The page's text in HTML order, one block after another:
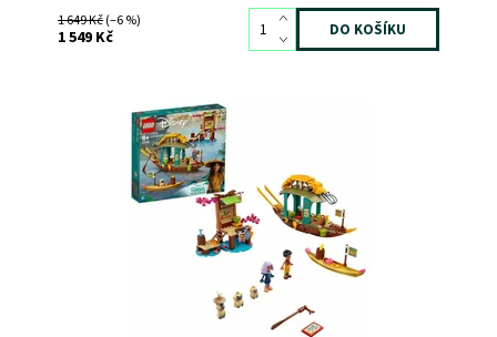
1 649 Kč(–6 %)
1 549 Kč
Vydejte se do vln s touto stavebnicí s modelem lodi pro
Dostupnost:
Skladem3
8179